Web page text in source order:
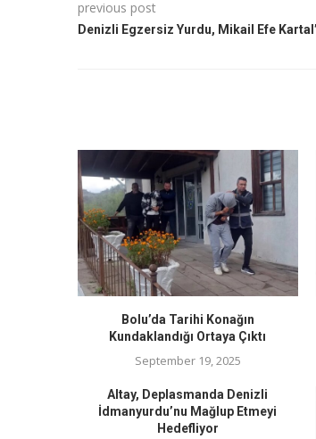
previous post
Denizli Egzersiz Yurdu, Mikail Efe
Bolu’da Tarihi Konağın
Kundaklandığı Ortaya Çıktı
September 19, 2025
Altay, Deplasmanda Denizli
İdmanyurdu’nu Mağlup Etmeyi
Hedefliyor